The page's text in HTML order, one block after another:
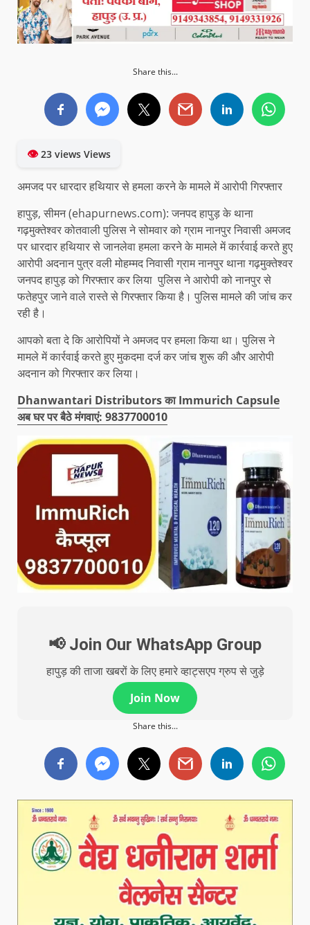
Share this...
👁23 views Views
अमजद पर धारदार हथियार से हमला करने के मामले में आरोपी गिरफ्तार
हापुड़, सीमन (ehapurnews.com): जनपद हापुड़ के थाना
गढ़मुक्तेश्वर कोतवाली पुलिस ने सोमवार को ग्राम नानपुर निवासी अमजद
पर धारदार हथियार से जानलेवा हमला करने के मामले में कार्रवाई करते हुए
आरोपी अदनान पुत्र वली मोहम्मद निवासी ग्राम नानपुर थाना गढ़मुक्तेश्वर
जनपद हापुड़ को गिरफ्तार कर लिया पुलिस ने आरोपी को नानपुर से
फतेहपुर जाने वाले रास्ते से गिरफ्तार किया है। पुलिस मामले की जांच कर
रही है।
आपको बता दे कि आरोपियों ने अमजद पर हमला किया था। पुलिस ने
मामले में कार्रवाई करते हुए मुकदमा दर्ज कर जांच शुरू की और आरोपी
अदनान को गिरफ्तार कर लिया।
Dhanwantari Distributors का Immurich Capsule
अब घर पर बैठे मंगवाएं: 9837700010
📢 Join Our WhatsApp Group
हापुड़ की ताजा खबरों के लिए हमारे व्हाट्सएप ग्रुप से जुड़े
Join Now
Share this...